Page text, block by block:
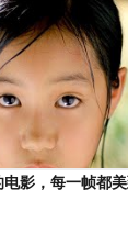
电影，每一帧都